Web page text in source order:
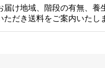
届け地域、階段の有無、
ただき送料をご案内いたし